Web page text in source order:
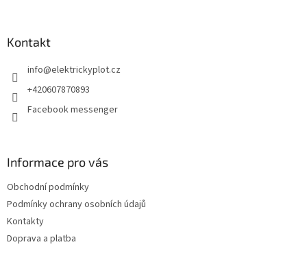
Kontakt
info@elektrickyplot.cz
+420607870893
Facebook messenger
Informace pro vás
Obchodní podmínky
Podmínky ochrany osobních údajů
Kontakty
Doprava a platba